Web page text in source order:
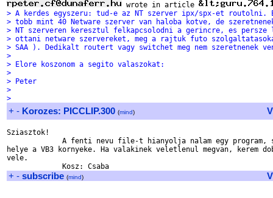
wrote in article
> A kerdes egyszeru: tud-e az NT szerver ipx/spx-et routolni.
> tobb mint 40 Netware szerver van haloba kotve, de
> NT szerveren keresztul felkapcsolodni a gerincre, es
> ottani netware szervereket, meg a rajtuk futo
> SAA ). Dedikalt routert vagy switchet meg nem szeretnenek
>
> Elore koszonom a segito valaszokat:
>
> Peter
>
>
+ - Korozes: PICCLIP.300 (mind)
Sziasztok!
A fenti nevu file-t hianyolja nalam egy program,
helye a VB3 kornyeke. Ha valakinek veletlenul megvan, kerem
vele.
+ - subscribe (mind)